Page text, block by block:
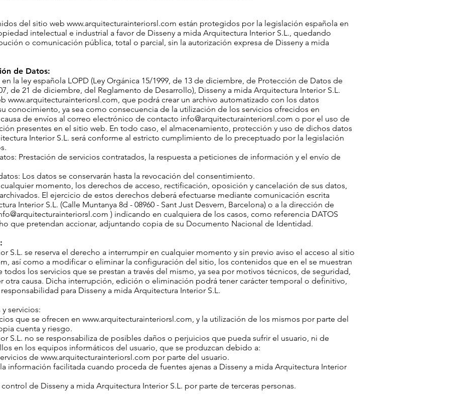
del sitio web www.arquitecturainteriorsl.com están protegidos por la legislación española en
intelectual e industrial a favor de Disseny a mida Arquitectura Interior S.L., quedando
o comunicación pública, total o parcial, sin la autorización expresa de Disseny a mida
de Datos:
la ley española LOPD (Ley Orgánica 15/1999, de 13 de diciembre, de Protección de Datos de
de 21 de diciembre, del Reglamento de Desarrollo), Disseny a mida Arquitectura Interior S.L.
www.arquitecturainteriorsl.com, que podrá crear un archivo automatizado con los datos
conocimiento, ya sea como consecuencia de la utilización de los servicios ofrecidos en
causa de envíos al correo electrónico de contacto info@arquitecturainteriorsl.com o por el uso de
presentes en el sitio web. En todo caso, el almacenamiento, protección y uso de dichos datos
Interior S.L. será conforme al estricto cumplimiento de lo preceptuado por la legislación
Prestación de servicios contratados, la respuesta a peticiones de información y el envío de
Los datos se conservarán hasta la revocación del consentimiento.
momento, los derechos de acceso, rectificación, oposición y cancelación de sus datos,
El ejercicio de estos derechos deberá efectuarse mediante comunicación escrita
Interior S.L. (Calle Muntanya 8d - 08960 - Sant Just Desvern, Barcelona) o a la dirección de
) indicando en cualquiera de los casos, como referencia DATOS
que pretendan accionar, adjuntando copia de su Documento Nacional de Identidad.
S.L. se reserva el derecho a interrumpir en cualquier momento y sin previo aviso el acceso al sitio
, así como a modificar o eliminar la configuración del sitio, los contenidos que en el se muestran
los servicios que se prestan a través del mismo, ya sea por motivos técnicos, de seguridad,
causa. Dicha interrupción, edición o eliminación podrá tener carácter temporal o definitivo,
para Disseny a mida Arquitectura Interior S.L.
servicios:
que se ofrecen en www.arquitecturainteriorsl.com, y la utilización de los mismos por parte del
cuenta y riesgo.
S.L. no se responsabiliza de posibles daños o perjuicios que pueda sufrir el usuario, ni de
en los equipos informáticos del usuario, que se produzcan debido a:
de www.arquitecturainteriorsl.com por parte del usuario.
información facilitada cuando proceda de fuentes ajenas a Disseny a mida Arquitectura Interior
de Disseny a mida Arquitectura Interior S.L. por parte de terceras personas.